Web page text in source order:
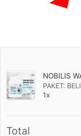
NOBILIS
PAKET:
1x
Total